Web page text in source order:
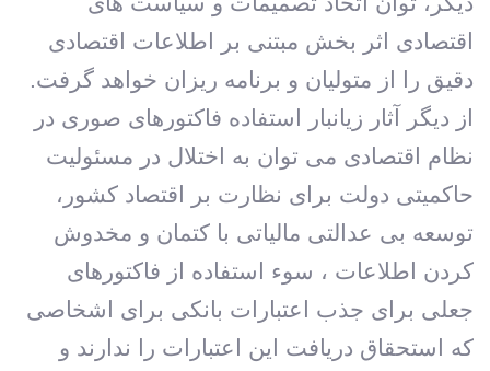
اقتصادی اثر بخش مبتنی بر اطلاعات اقتصادی
دقیق را از متولیان و برنامه ریزان خواهد گرفت.
از دیگر آثار زیانبار استفاده فاکتورهای صوری در
نظام اقتصادی می توان به اختلال در مسئولیت
حاکمیتی دولت برای نظارت بر اقتصاد کشور،
توسعه بی عدالتی مالیاتی با کتمان و مخدوش
کردن اطلاعات ، سوء استفاده از فاکتورهای
جعلی برای جذب اعتبارات بانکی برای اشخاصی
که استحقاق دریافت این اعتبارات را ندارند و